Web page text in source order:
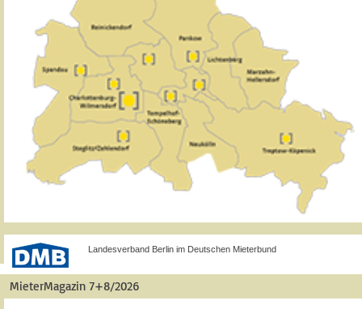
Landesverband Berlin im Deutschen Mieterbund
MieterMagazin 7+8/2026